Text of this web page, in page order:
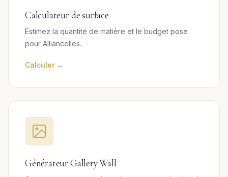
Calculateur de surface
Estimez la quantité de matière et le budget pose
pour Alliancelles.
Calculer →
Générateur Gallery Wall